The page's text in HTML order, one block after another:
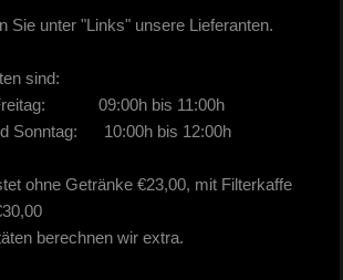
Sie unter "Links" unsere Lieferanten.
sind:
Freitag: 09:00h bis 11:00h
Sonntag: 10:00h bis 12:00h
ohne Getränke €23,00, mit Filterkaffe
berechnen wir extra.